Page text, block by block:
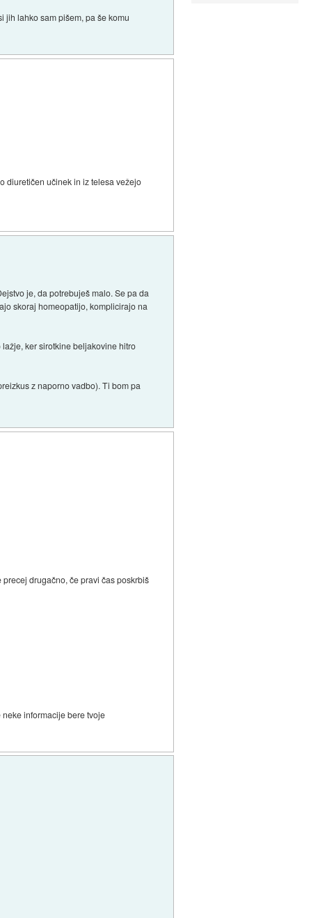
jih lahko sam pišem, pa še komu
diuretičen učinek in iz telesa vežejo
je, da potrebuješ malo. Se pa da
skoraj homeopatijo, komplicirajo na
ker sirotkine beljakovine hitro
z naporno vadbo). Ti bom pa
drugačno, če pravi čas poskrbiš
informacije bere tvoje